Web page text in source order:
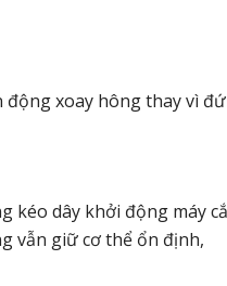
động xoay hông thay vì
kéo dây khởi động máy
vẫn giữ cơ thể ổn định,